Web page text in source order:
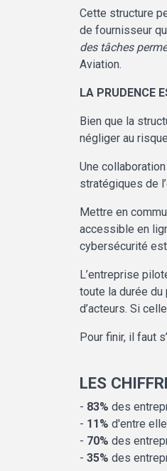
Cette structure
de fournisseur
des tâches
Aviation.
LA PRUDENCE
Bien que la
négliger au
Une
stratégiques de
Mettre en
accessible en
cybersécurité
L’entreprise
toute la durée
d’acteurs. Si
Pour finir, il faut
LES
- 83% des
- 11% d'entre
- 70% des
- 35% des